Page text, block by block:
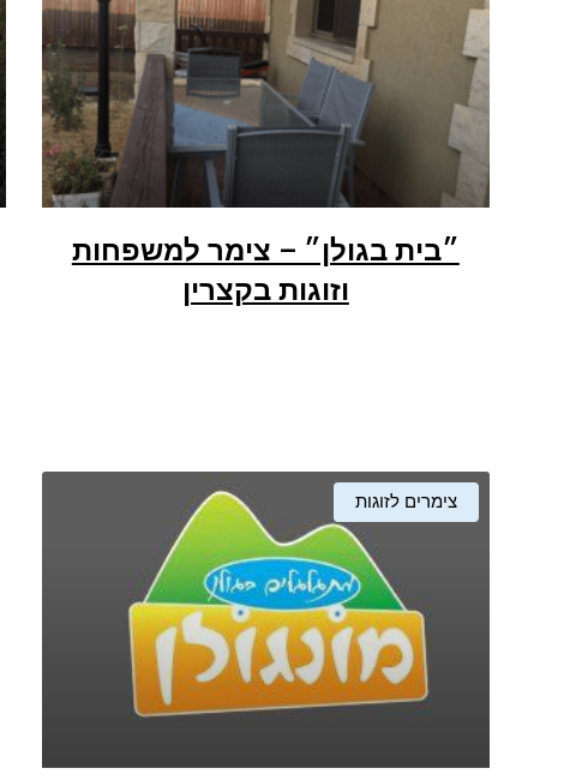
״בית בגולן״ – צימר למשפחות
וזוגות בקצרין
צימרים לזוגות